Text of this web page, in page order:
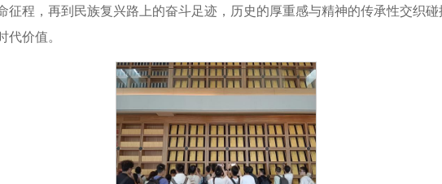
征程，再到民族复兴路上的奋斗足迹，历史的厚重感与精神的传承性交织
价值。